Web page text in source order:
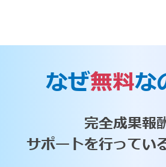
なぜ無料な
完全成果報
サポートを行ってい